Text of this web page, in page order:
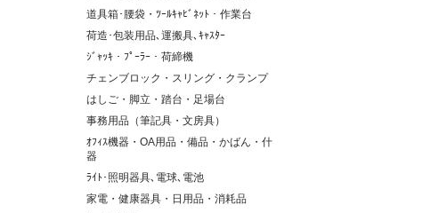
道具箱･腰袋・ﾂｰﾙｷｬﾋﾞﾈｯﾄ・作業台
荷造･包装用品､運搬具､ｷｬｽﾀｰ
ｼﾞｬｯｷ・ﾌﾟｰﾗｰ・荷締機
チェンブロック・スリング・クランプ
はしご・脚立・踏台・足場台
事務用品（筆記具・文房具）
ｵﾌｨｽ機器・OA用品・備品・かばん・什
器
ﾗｲﾄ･照明器具､電球､電池
家電・健康器具・日用品・消耗品